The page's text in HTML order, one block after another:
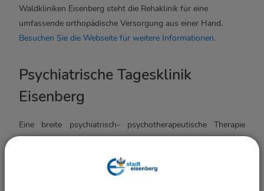
Waldkliniken Eisenberg steht die Rehaklinik für eine
umfassende orthopädische Versorgung aus einer Hand.
Besuchen Sie die Webseite für weitere Informationen.
Psychiatrische Tagesklinik
Eisenberg
Eine breite psychiatrisch- psychotherapeutische Therapie
bietet die Tagesklinik des SRH- Waldklinikum Gera in
Angebote in den Bereichen Psychotherapie, Ergotherapie und